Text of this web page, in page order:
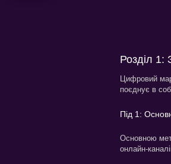
Розділ 1:
Цифровий
поєднує в
Під 1:
Основною
онлайн-